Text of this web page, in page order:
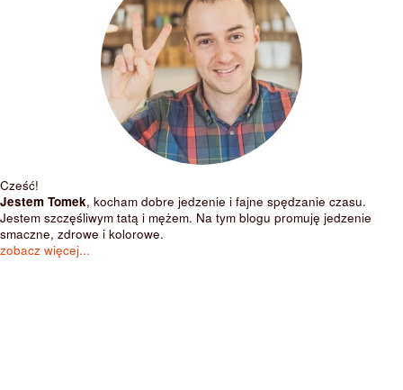
Cześć!
Jestem Tomek, kocham dobre jedzenie i fajne spędzanie czasu.
Jestem szczęśliwym tatą i mężem. Na tym blogu promuję jedzenie
smaczne, zdrowe i kolorowe.
zobacz więcej...